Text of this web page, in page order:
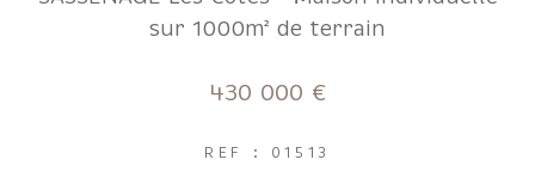
sur 1000m² de terrain
430 000 €
REF : 01513
RECHERCHER